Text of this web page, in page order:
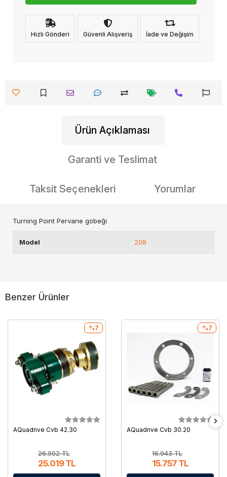
Hızlı Gönderi Güvenli Alışveriş İade ve Değişim
Ürün Açıklaması
Garanti ve Teslimat
Taksit Seçenekleri Yorumlar
Turning Point Pervane göbeği
Model 208
Benzer Ürünler
AQuadrıve Cvb 42.30
26.902 TL
25.019 TL
%7
AQuadrıve Cvb 30.20
16.943 TL
15.757 TL
%7